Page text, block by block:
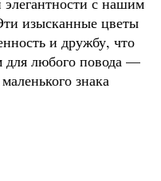
изысканные цветы
и дружбу, что
для любого повода —
знака